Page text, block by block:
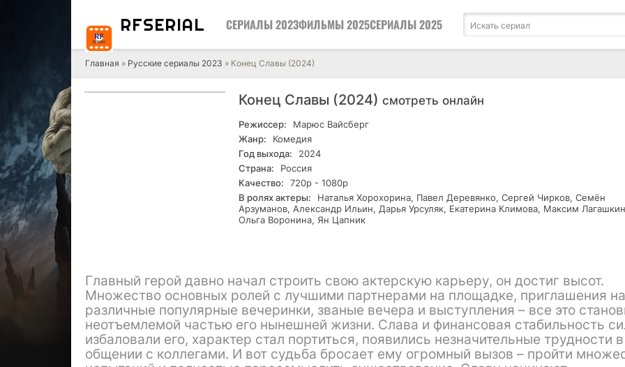
RFSERIAL СЕРИАЛЫ 2023ФИЛЬМЫ 2025СЕРИАЛЫ 2025
Главная » Русские сериалы 2023 » Конец Славы (2024)
Конец Славы (2024) смотреть онлайн
Режиссер:
Марюс Вайсберг
Жанр:
Комедия
Год выхода:
2024
Страна:
Россия
Качество:
720р - 1080р
В ролях актеры:
Наталья Хорохорина, Павел Деревянко, Сергей Чирков, Семён
Арзуманов, Александр Ильин, Дарья Урсуляк, Екатерина Климова, Максим
Ольга Воронина, Ян Цапник
Главный герой давно начал строить свою актерскую карьеру, он достиг высот.
Множество основных ролей с лучшими партнерами на площадке, приглашения на
различные популярные вечеринки, званые вечера и выступления – все это
неотъемлемой частью его нынешней жизни. Слава и финансовая стабильность
избаловали его, характер стал портиться, появились незначительные трудности в
общении с коллегами. И вот судьба бросает ему огромный вызов – пройти